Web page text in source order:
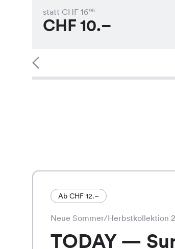
statt CHF 1695
CHF 10.–
Ab CHF 12.–
Neue Sommer/Herbstkollektion
TODAY —